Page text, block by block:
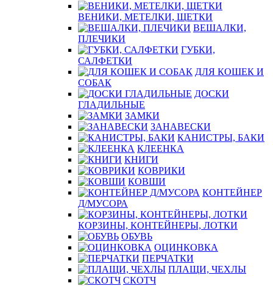
ВЕНИКИ, МЕТЕЛКИ, ЩЕТКИ
ВЕШАЛКИ,
ПЛЕЧИКИ
ГУБКИ,
САЛФЕТКИ
ДЛЯ КОШЕК И
СОБАК
ДОСКИ
ГЛАДИЛЬНЫЕ
ЗАМКИ
ЗАНАВЕСКИ
КАНИСТРЫ, БАКИ
КЛЕЕНКА
КНИГИ
КОВРИКИ
КОВШИ
КОНТЕЙНЕР
Д/МУСОРА
КОРЗИНЫ, КОНТЕЙНЕРЫ, ЛОТКИ
ОБУВЬ
ОЦИНКОВКА
ПЕРЧАТКИ
ПЛАЩИ, ЧЕХЛЫ
СКОТЧ